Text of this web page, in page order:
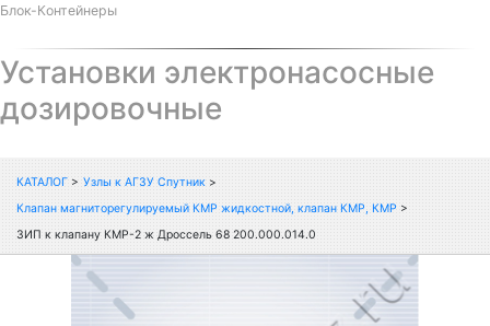
Блок-Контейнеры
Установки электронасосные
дозировочные
КАТАЛОГ > Узлы к АГЗУ Спутник >
Клапан магниторегулируемый КМР жидкостной, клапан КМР, КМР >
ЗИП к клапану КМР-2 ж Дроссель 68 200.000.014.0